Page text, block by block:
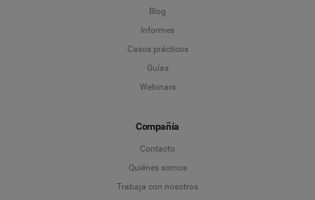
Blog
Informes
Casos prácticos
Guías
Webinars
Compañía
Contacto
Quiénes somos
Trabaja con nosotros